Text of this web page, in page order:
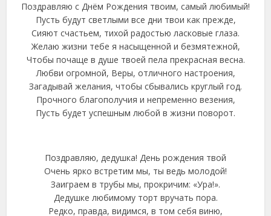
Поздравляю с Днём Рождения твоим, самый любимый!
Пусть будут светлыми все дни твои как прежде,
Сияют счастьем, тихой радостью ласковые глаза.
Желаю жизни тебе я насыщенной и безмятежной,
Чтобы почаще в душе твоей пела прекрасная весна.
Любви огромной, Веры, отличного настроения,
Загадывай желания, чтобы сбывались круглый год.
Прочного благополучия и непременно везения,
Пусть будет успешным любой в жизни поворот.
Поздравляю, дедушка! День рождения твой
Очень ярко встретим мы, ты ведь молодой!
Заиграем в трубы мы, прокричим: «Ура!».
Дедушке любимому торт вручать пора.
Редко, правда, видимся, в том себя виню,